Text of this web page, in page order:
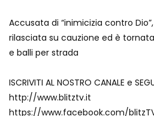
Record di baci in
Due navi USA si
Accusata di “inimicizia contro
rilasciata su cauzione ed è
e balli per strada
ISCRIVITI AL NOSTRO CANALE e
http://www.blitztv.it
https://www.facebook.com/